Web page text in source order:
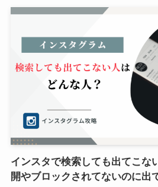
インスタで検索しても出てこな
開やブロックされてないのに出